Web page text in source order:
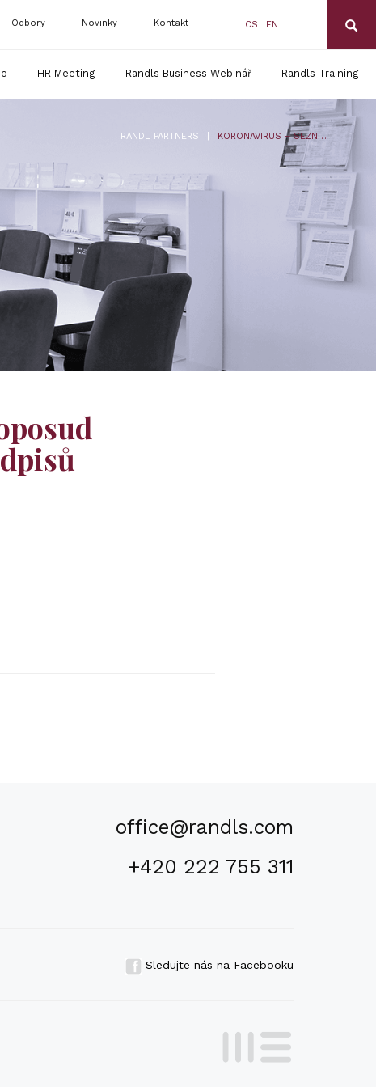
CS EN
Odbory Novinky Kontakt
HR Meeting Randls Business Webinář Randls Training
RANDL PARTNERS KORONAVIRUS – SEZNAM NEJDŮLEŽITĚJŠÍCH DOPOSUD VYDANÝCH OPATŘENÍ A DALŠÍCH PRÁVNÍCH PŘEDPISŮ
office@randls.com
+420 222 755 311
Sledujte nás na Facebooku